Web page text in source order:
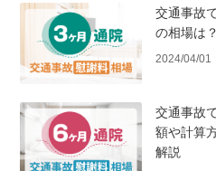
交通事故
の相場は
2024/04/01
交通事故
額や計算
解説